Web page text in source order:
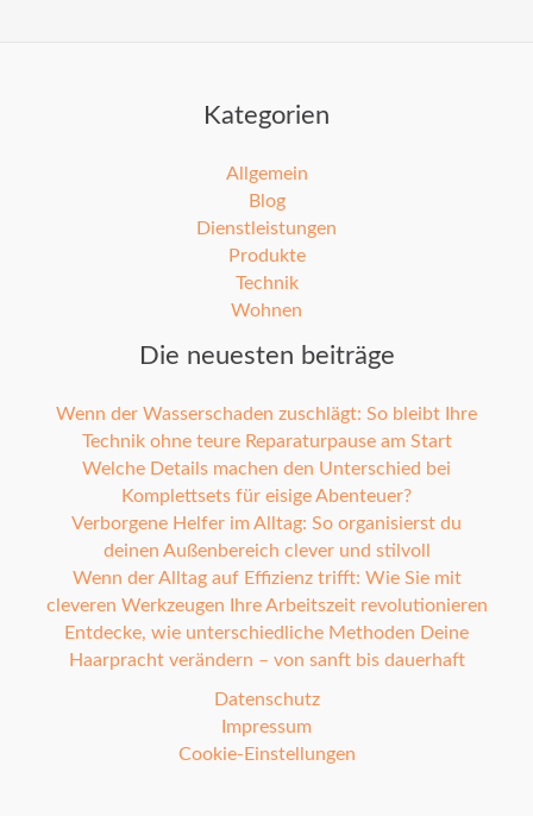
Kategorien
Allgemein
Blog
Dienstleistungen
Produkte
Technik
Wohnen
Die neuesten beiträge
Wenn der Wasserschaden zuschlägt: So bleibt Ihre
Technik ohne teure Reparaturpause am Start
Welche Details machen den Unterschied bei
Komplettsets für eisige Abenteuer?
Verborgene Helfer im Alltag: So organisierst du
deinen Außenbereich clever und stilvoll
Wenn der Alltag auf Effizienz trifft: Wie Sie mit
cleveren Werkzeugen Ihre Arbeitszeit revolutionieren
Entdecke, wie unterschiedliche Methoden Deine
Haarpracht verändern – von sanft bis dauerhaft
Datenschutz
Impressum
Cookie-Einstellungen